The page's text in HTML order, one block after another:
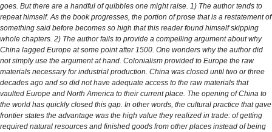
goes. But there are a handful of quibbles one might raise. 1) The author tends to
repeat himself. As the book progresses, the portion of prose that is a restatement of
something said before becomes so high that this reader found himself skipping
whole chapters. 2) The author fails to provide a compelling argument about why
China lagged Europe at some point after 1500. One wonders why the author did
not simply use the argument at hand. Colonialism provided to Europe the raw
materials necessary for industrial production. China was closed until two or three
decades ago and so did not have adequate access to the raw materials that
vaulted Europe and North America to their current place. The opening of China to
the world has quickly closed this gap. In other words, the cultural practice that gave
frontier states the advantage was the high value they realized in trade: of getting
required natural resources and finished goods from other places instead of being